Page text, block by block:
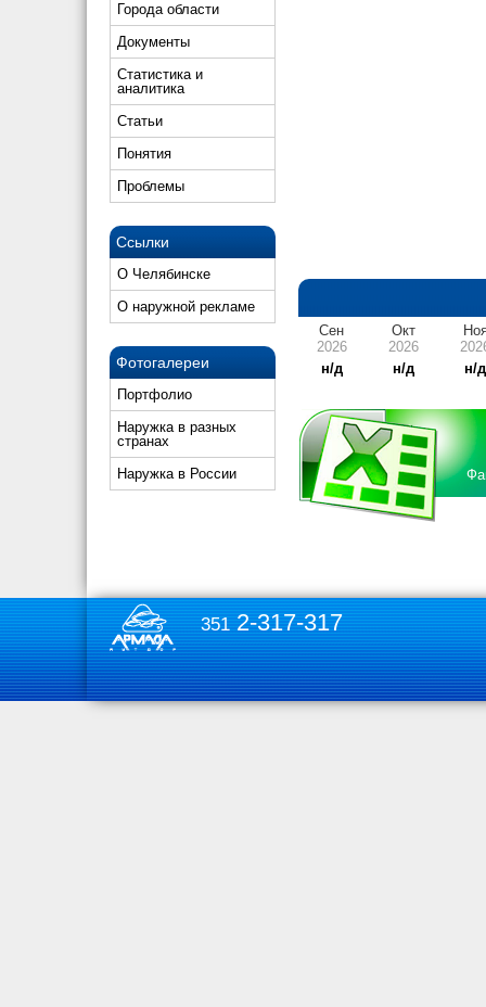
Города области
Документы
Статистика и
аналитика
Статьи
Понятия
Проблемы
Ссылки
О Челябинске
О наружной рекламе
Фотогалереи
Портфолио
Наружка в разных
странах
Наружка в России
Сен
2026
н/д
Окт
2026
н/д
н/д
3512-317-317